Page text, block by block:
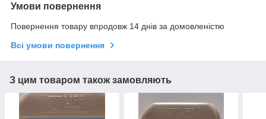
Умови повернення
Повернення товару впродовж 14 днів за домовленістю
Всі умови повернення
З цим товаром також замовляють